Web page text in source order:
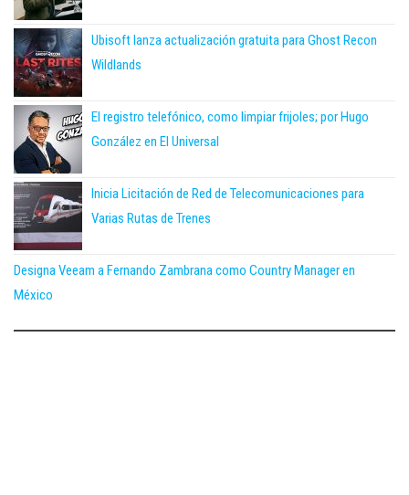
Ubisoft lanza actualización gratuita para Ghost Recon
Wildlands
El registro telefónico, como limpiar frijoles; por Hugo
González en El Universal
Inicia Licitación de Red de Telecomunicaciones para
Varias Rutas de Trenes
Designa Veeam a Fernando Zambrana como Country Manager en
México